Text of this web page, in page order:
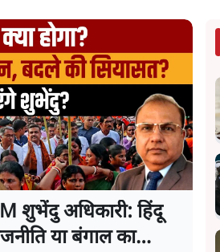
शुभेंदु अधिकारी: हिंदू
या बंगाल का